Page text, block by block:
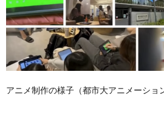
アニメ制作の様子（都市大アニメーショ